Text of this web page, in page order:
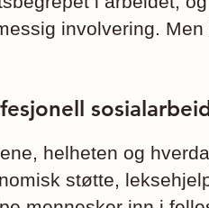
involvering.
helheten og
støtte,